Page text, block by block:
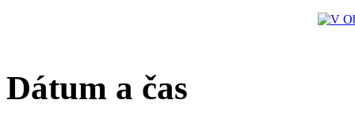
Dátum a čas